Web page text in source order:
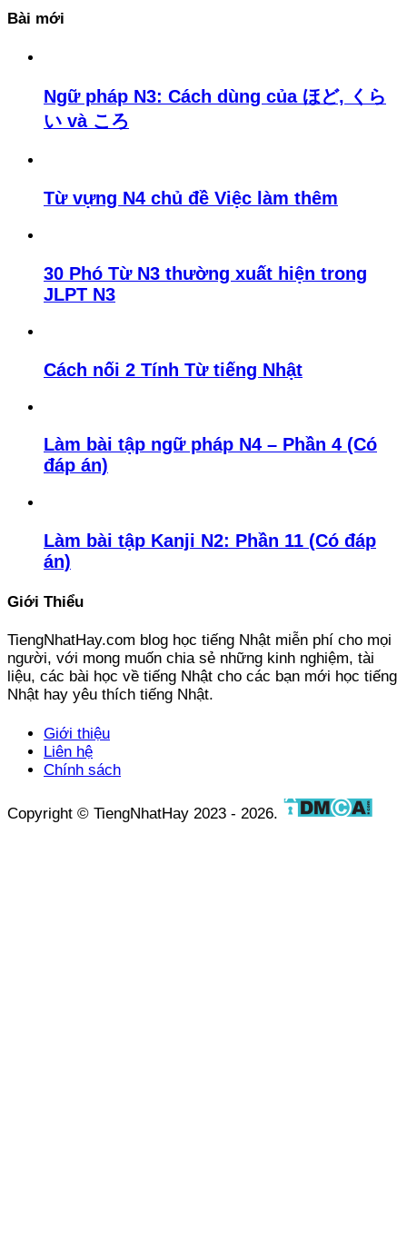
Bài mới
Ngữ pháp N3: Cách dùng của ほど, くら
い và ころ
Từ vựng N4 chủ đề Việc làm thêm
30 Phó Từ N3 thường xuất hiện trong
JLPT N3
Cách nối 2 Tính Từ tiếng Nhật
Làm bài tập ngữ pháp N4 – Phần 4 (Có
đáp án)
Làm bài tập Kanji N2: Phần 11 (Có đáp
án)
Giới Thiểu
TiengNhatHay.com blog học tiếng Nhật miễn phí cho mọi
người, với mong muốn chia sẻ những kinh nghiệm, tài
liệu, các bài học về tiếng Nhật cho các bạn mới học tiếng
Nhật hay yêu thích tiếng Nhật.
Giới thiệu
Liên hệ
Chính sách
Copyright © TiengNhatHay 2023 - 2026.